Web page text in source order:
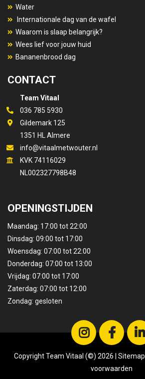
Water
Internationale dag van de wafel
Waarom is slaap belangrijk?
Wees lief voor jouw huid
Bananenbrood dag
CONTACT
Team Vitaal
036 785 5930
Gildemark 125
1351 HL Almere
info@vitaalmetwouter.nl
KVK 74116029
NL002327798B48
OPENINGSTIJDEN
Maandag: 17:00 tot 22:00
Dinsdag: 09:00 tot 17:00
Woensdag: 07:00 tot 22:00
Donderdag: 07:00 tot 13:00
Vrijdag: 07:00 tot 17:00
Zaterdag: 07:00 tot 12:00
Zondag: gesloten
Copyright Team Vitaal (©) 2026 | Sitemap
voorwaarden